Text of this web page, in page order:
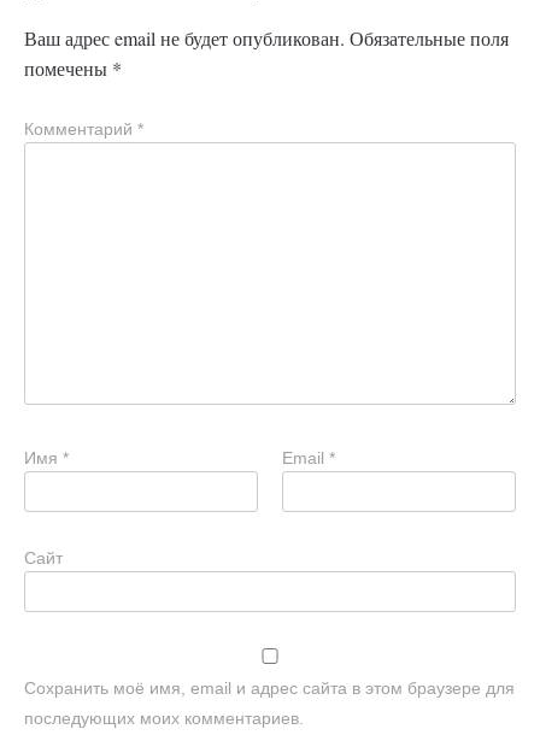
Ваш адрес email не будет опубликован. Обязательные поля
помечены *
Комментарий *
Имя * Email*
Сайт
Сохранить моё имя, email и адрес сайта в этом браузере для
последующих моих комментариев.